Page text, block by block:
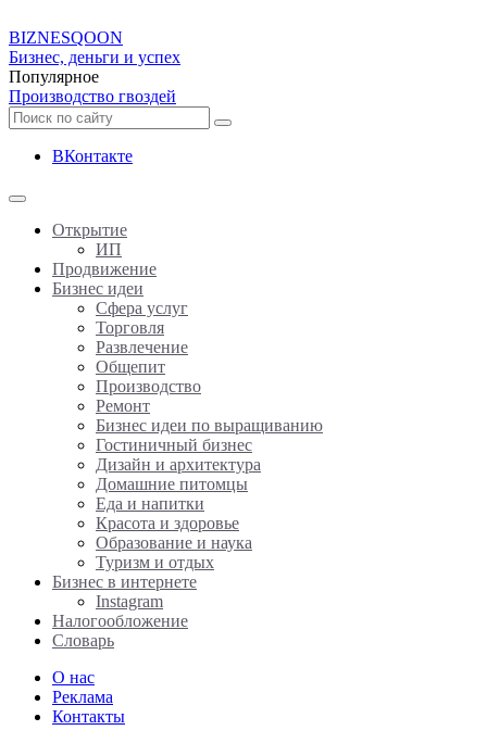
BIZNESQOON
Бизнес, деньги и успех
Популярное
Производство гвоздей
ВКонтакте
Открытие
ИП
Продвижение
Бизнес идеи
Сфера услуг
Торговля
Развлечение
Общепит
Производство
Ремонт
Бизнес идеи по выращиванию
Гостиничный бизнес
Дизайн и архитектура
Домашние питомцы
Еда и напитки
Красота и здоровье
Образование и наука
Туризм и отдых
Бизнес в интернете
Instagram
Налогообложение
Словарь
О нас
Реклама
Контакты